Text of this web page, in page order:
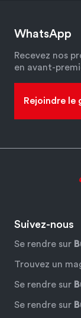
WhatsApp
Recevez nos
en avant-
Rejoindre le
Suivez-nous
Se rendre sur
Trouvez un
Se rendre sur
Se rendre sur